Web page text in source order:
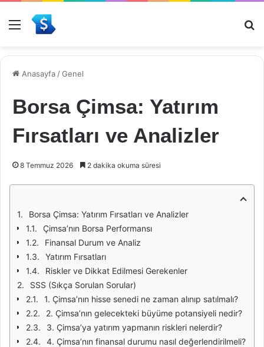
Menü
Anasayfa /Genel
Borsa Çimsa: Yatırım
Fırsatları ve Analizler
8 Temmuz 2026 2 dakika okuma süresi
Borsa Çimsa: Yatırım Fırsatları ve Analizler
Çimsa’nın Borsa Performansı
Finansal Durum ve Analiz
Yatırım Fırsatları
Riskler ve Dikkat Edilmesi Gerekenler
SSS (Sıkça Sorulan Sorular)
1. Çimsa’nın hisse senedi ne zaman alınıp satılmalı?
2. Çimsa’nın gelecekteki büyüme potansiyeli nedir?
3. Çimsa’ya yatırım yapmanın riskleri nelerdir?
4. Çimsa’nın finansal durumu nasıl değerlendirilmeli?